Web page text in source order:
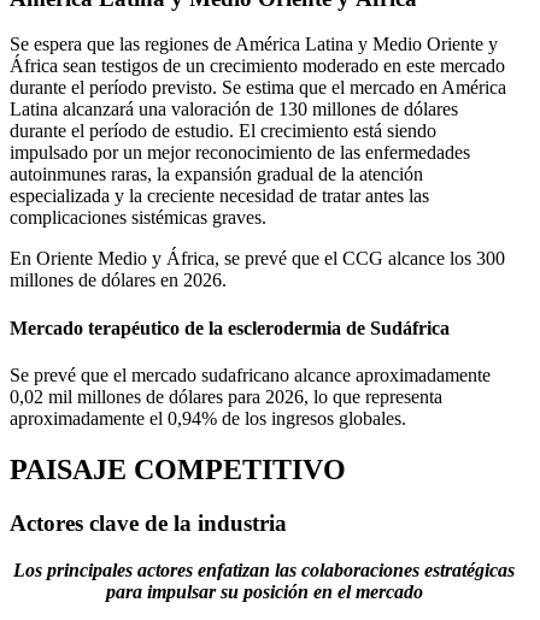
Se espera que las regiones de América Latina y Medio Oriente y
África sean testigos de un crecimiento moderado en este mercado
durante el período previsto. Se estima que el mercado en América
Latina alcanzará una valoración de 130 millones de dólares
durante el período de estudio. El crecimiento está siendo
impulsado por un mejor reconocimiento de las enfermedades
autoinmunes raras, la expansión gradual de la atención
especializada y la creciente necesidad de tratar antes las
complicaciones sistémicas graves.
En Oriente Medio y África, se prevé que el CCG alcance los 300
millones de dólares en 2026.
Mercado terapéutico de la esclerodermia de Sudáfrica
Se prevé que el mercado sudafricano alcance aproximadamente
0,02 mil millones de dólares para 2026, lo que representa
aproximadamente el 0,94% de los ingresos globales.
PAISAJE COMPETITIVO
Actores clave de la industria
Los principales actores enfatizan las colaboraciones estratégicas
para impulsar su posición en el mercado